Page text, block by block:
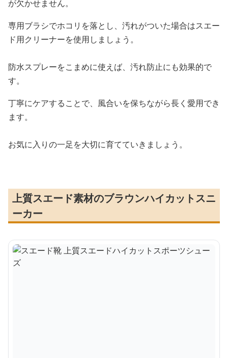
が欠かせません。
専用ブラシでホコリを落とし、汚れがついた場合はスエー
ド用クリーナーを使用しましょう。
防水スプレーをこまめに使えば、汚れ防止にも効果的で
す。
丁寧にケアすることで、風合いを保ちながら長く愛用でき
ます。
お気に入りの一足を大切に育てていきましょう。
上質スエード素材のブラウンハイカットスニ
ーカー